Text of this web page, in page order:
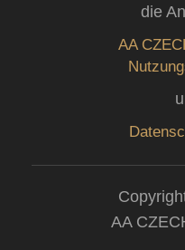
die
AA
AA